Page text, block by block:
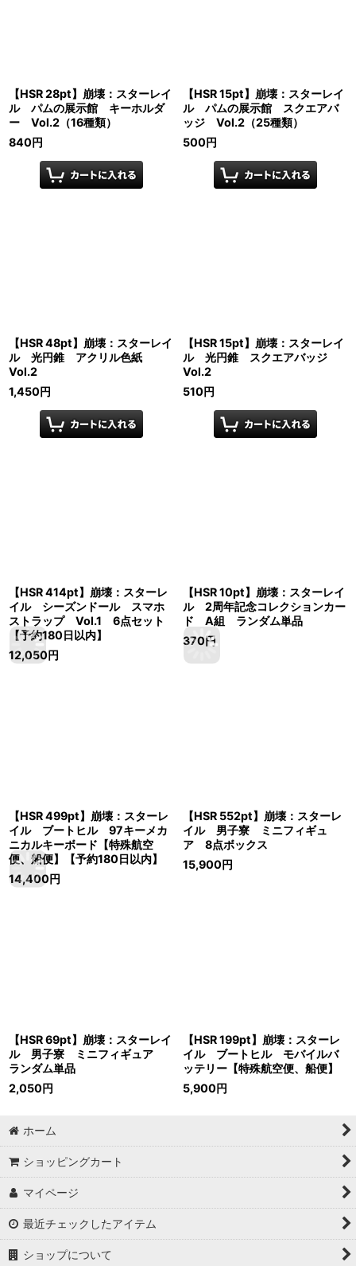
【HSR 28pt】崩壊：スターレイ
ル パムの展示館 キーホルダ
ー Vol.2（16種類）
840円
【HSR 15pt】崩壊：スターレイ
ル パムの展示館 スクエアバ
ッジ Vol.2（25種類）
500円
【HSR 48pt】崩壊：スターレイ
ル 光円錐 アクリル色紙
Vol.2
1,450円
【HSR 15pt】崩壊：スターレイ
ル 光円錐 スクエアバッジ
Vol.2
510円
【HSR 414pt】崩壊：スターレ
イル シーズンドール スマホ
ストラップ Vol.1 6点セット
【予約180日以内】
12,050円
【HSR 10pt】崩壊：スターレイ
ル 2周年記念コレクションカー
ド A組 ランダム単品
370円
【HSR 499pt】崩壊：スターレ
イル ブートヒル 97キーメカ
ニカルキーボード【特殊航空
便、船便】【予約180日以内】
14,400円
【HSR 552pt】崩壊：スターレ
イル 男子寮 ミニフィギュ
ア 8点ボックス
15,900円
【HSR 69pt】崩壊：スターレイ
ル 男子寮 ミニフィギュア
ランダム単品
2,050円
【HSR 199pt】崩壊：スターレ
イル ブートヒル モバイルバ
ッテリー【特殊航空便、船便】
5,900円
ホーム
ショッピングカート
マイページ
最近チェックしたアイテム
ショップについて